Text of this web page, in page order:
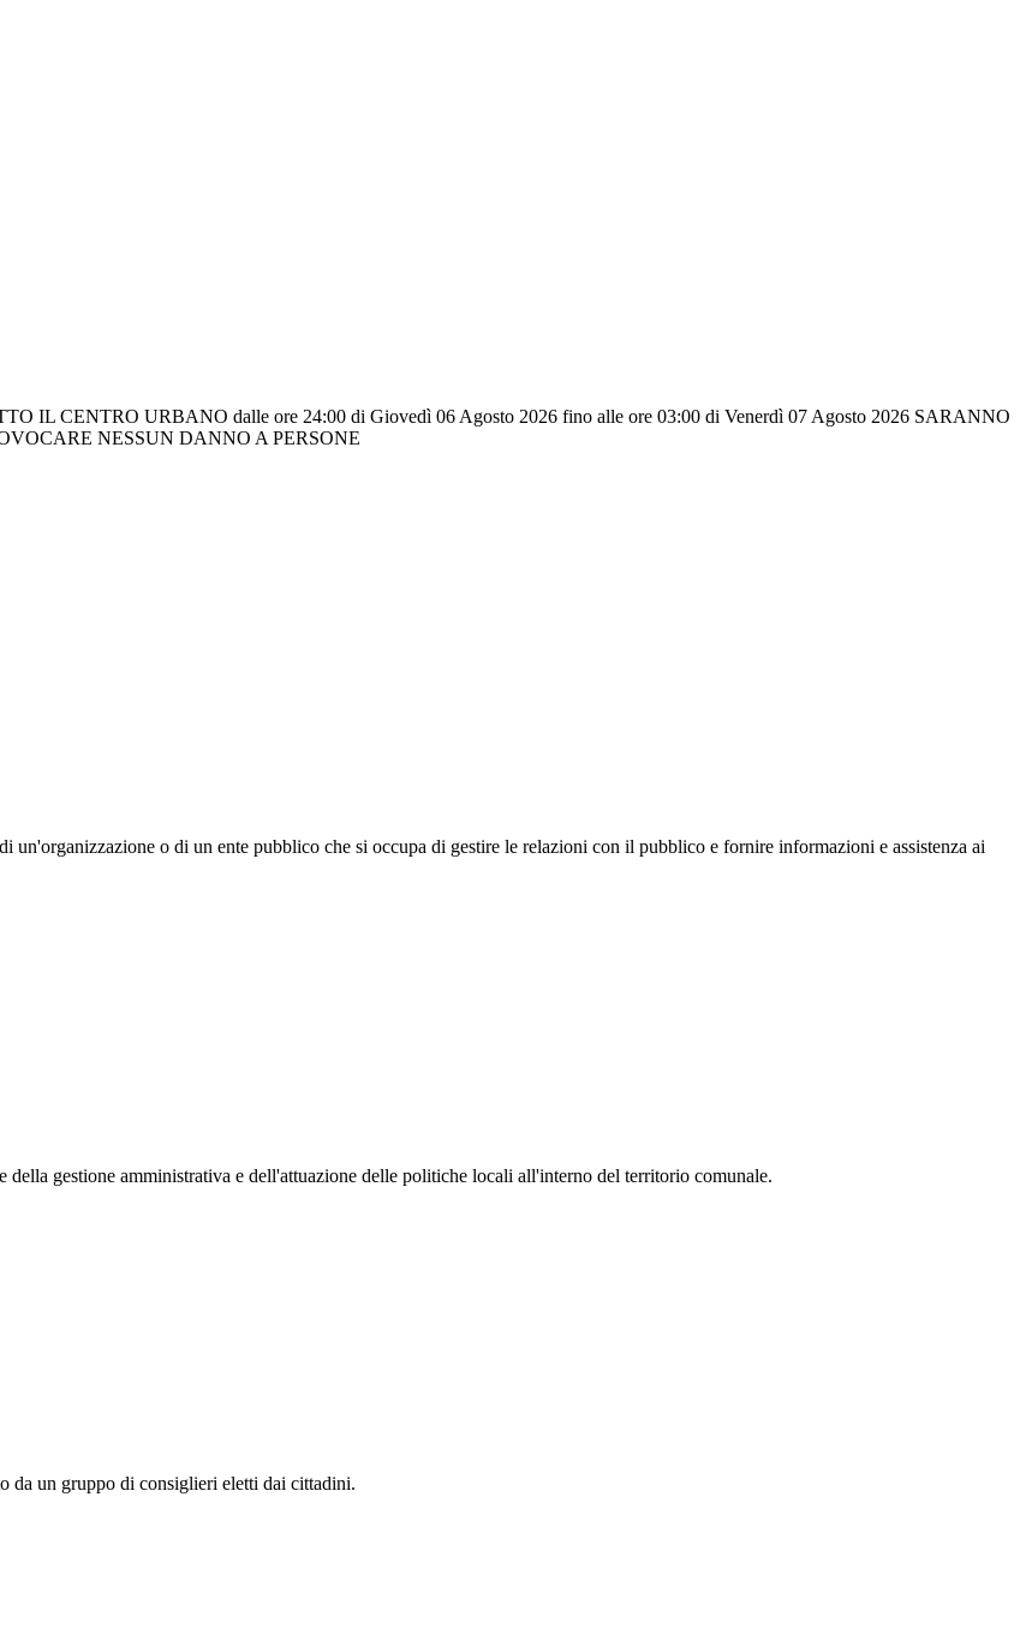
CENTRO URBANO dalle ore 24:00 di Giovedì 06 Agosto 2026 fino alle ore 03:00 di Venerdì 07 Agosto 2026 SARANNO
NESSUN DANNO A PERSONE
o di un ente pubblico che si occupa di gestire le relazioni con il pubblico e fornire informazioni e assistenza ai
gestione amministrativa e dell'attuazione delle politiche locali all'interno del territorio comunale.
da un gruppo di consiglieri eletti dai cittadini.